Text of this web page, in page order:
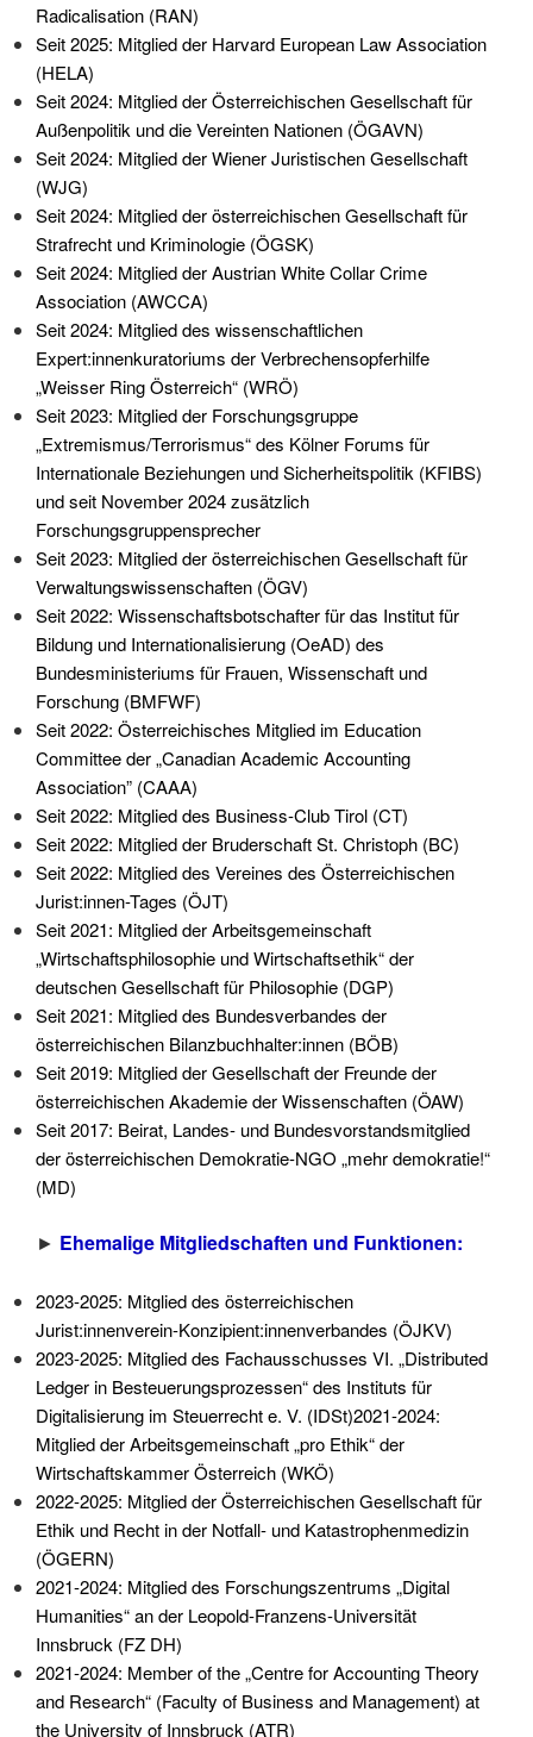
Radicalisation (RAN)
Seit 2025: Mitglied der Harvard European Law Association
(HELA)
Seit 2024: Mitglied der Österreichischen Gesellschaft für
Außenpolitik und die Vereinten Nationen (ÖGAVN)
Seit 2024: Mitglied der Wiener Juristischen Gesellschaft
(WJG)
Seit 2024: Mitglied der österreichischen Gesellschaft für
Strafrecht und Kriminologie (ÖGSK)
Seit 2024: Mitglied der Austrian White Collar Crime
Association (AWCCA)
Seit 2024: Mitglied des wissenschaftlichen
Expert:innenkuratoriums der Verbrechensopferhilfe
„Weisser Ring Österreich“ (WRÖ)
Seit 2023: Mitglied der Forschungsgruppe
„Extremismus/Terrorismus“ des Kölner Forums für
Internationale Beziehungen und Sicherheitspolitik (KFIBS)
und seit November 2024 zusätzlich
Forschungsgruppensprecher
Seit 2023: Mitglied der österreichischen Gesellschaft für
Verwaltungswissenschaften (ÖGV)
Seit 2022: Wissenschaftsbotschafter für das Institut für
Bildung und Internationalisierung (OeAD) des
Bundesministeriums für Frauen, Wissenschaft und
Forschung (BMFWF)
Seit 2022: Österreichisches Mitglied im Education
Committee der „Canadian Academic Accounting
Association” (CAAA)
Seit 2022: Mitglied des Business-Club Tirol (CT)
Seit 2022: Mitglied der Bruderschaft St. Christoph (BC)
Seit 2022: Mitglied des Vereines des Österreichischen
Jurist:innen-Tages (ÖJT)
Seit 2021: Mitglied der Arbeitsgemeinschaft
„Wirtschaftsphilosophie und Wirtschaftsethik“ der
deutschen Gesellschaft für Philosophie (DGP)
Seit 2021: Mitglied des Bundesverbandes der
österreichischen Bilanzbuchhalter:innen (BÖB)
Seit 2019: Mitglied der Gesellschaft der Freunde der
österreichischen Akademie der Wissenschaften (ÖAW)
Seit 2017: Beirat, Landes- und Bundesvorstandsmitglied
der österreichischen Demokratie-NGO „mehr demokratie!“
(MD)
► Ehemalige Mitgliedschaften und Funktionen:
2023-2025: Mitglied des österreichischen
Jurist:innenverein-Konzipient:innenverbandes (ÖJKV)
2023-2025: Mitglied des Fachausschusses VI. „Distributed
Ledger in Besteuerungsprozessen“ des Instituts für
Digitalisierung im Steuerrecht e. V. (IDSt)2021-2024:
Mitglied der Arbeitsgemeinschaft „pro Ethik“ der
Wirtschaftskammer Österreich (WKÖ)
2022-2025: Mitglied der Österreichischen Gesellschaft für
Ethik und Recht in der Notfall- und Katastrophenmedizin
(ÖGERN)
2021-2024: Mitglied des Forschungszentrums „Digital
Humanities“ an der Leopold-Franzens-Universität
Innsbruck (FZ DH)
2021-2024: Member of the „Centre for Accounting Theory
and Research“ (Faculty of Business and Management) at
the University of Innsbruck (ATR)